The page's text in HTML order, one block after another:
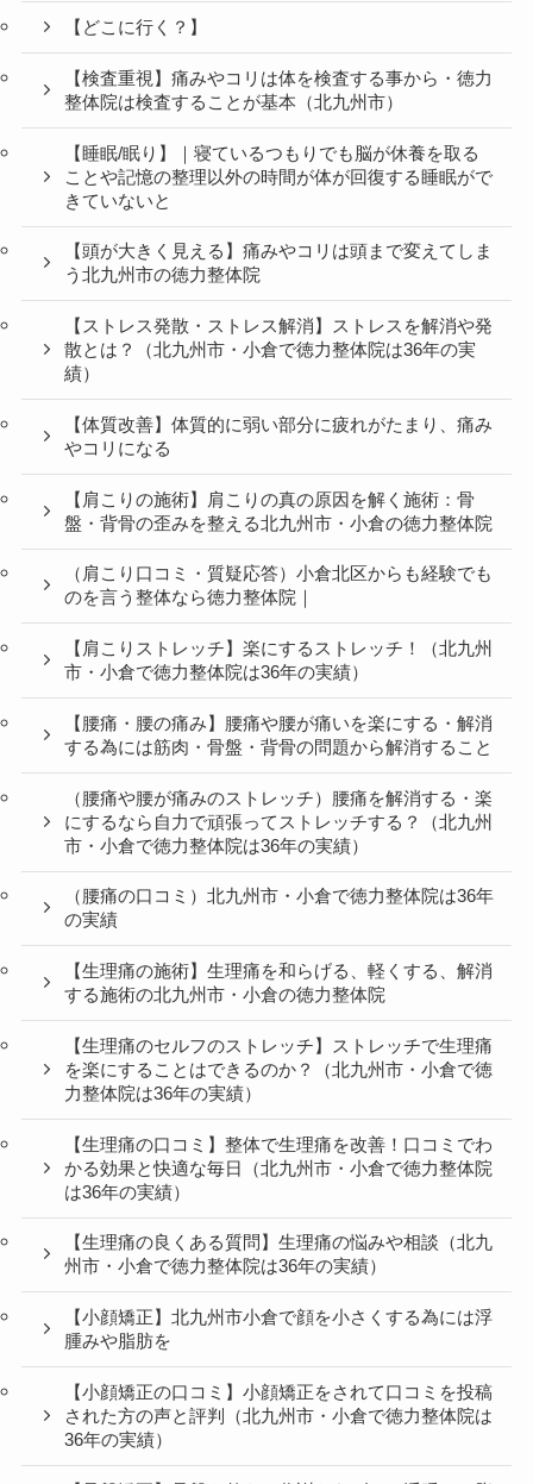
【どこに行く？】
【検査重視】痛みやコリは体を検査する事から・徳力
整体院は検査することが基本（北九州市）
【睡眠/眠り】｜寝ているつもりでも脳が休養を取る
ことや記憶の整理以外の時間が体が回復する睡眠がで
きていないと
【頭が大きく見える】痛みやコリは頭まで変えてしま
う北九州市の徳力整体院
【ストレス発散・ストレス解消】ストレスを解消や発
散とは？（北九州市・小倉で徳力整体院は36年の実
績）
【体質改善】体質的に弱い部分に疲れがたまり、痛み
やコリになる
【肩こりの施術】肩こりの真の原因を解く施術：骨
盤・背骨の歪みを整える北九州市・小倉の徳力整体院
（肩こり口コミ・質疑応答）小倉北区からも経験でも
のを言う整体なら徳力整体院｜
【肩こりストレッチ】楽にするストレッチ！（北九州
市・小倉で徳力整体院は36年の実績）
【腰痛・腰の痛み】腰痛や腰が痛いを楽にする・解消
する為には筋肉・骨盤・背骨の問題から解消すること
（腰痛や腰が痛みのストレッチ）腰痛を解消する・楽
にするなら自力で頑張ってストレッチする？（北九州
市・小倉で徳力整体院は36年の実績）
（腰痛の口コミ）北九州市・小倉で徳力整体院は36年
の実績
【生理痛の施術】生理痛を和らげる、軽くする、解消
する施術の北九州市・小倉の徳力整体院
【生理痛のセルフのストレッチ】ストレッチで生理痛
を楽にすることはできるのか？（北九州市・小倉で徳
力整体院は36年の実績）
【生理痛の口コミ】整体で生理痛を改善！口コミでわ
かる効果と快適な毎日（北九州市・小倉で徳力整体院
は36年の実績）
【生理痛の良くある質問】生理痛の悩みや相談（北九
州市・小倉で徳力整体院は36年の実績）
【小顔矯正】北九州市小倉で顔を小さくする為には浮
腫みや脂肪を
【小顔矯正の口コミ】小顔矯正をされて口コミを投稿
された方の声と評判（北九州市・小倉で徳力整体院は
36年の実績）